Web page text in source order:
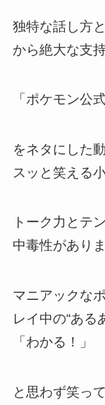
独特な話し方
から絶大な支
「ポケモン公
をネタにした
スッと笑える
トーク力とテ
中毒性がありま
マニアックな
レイ中の“ある
「わかる！」
と思わず笑っ